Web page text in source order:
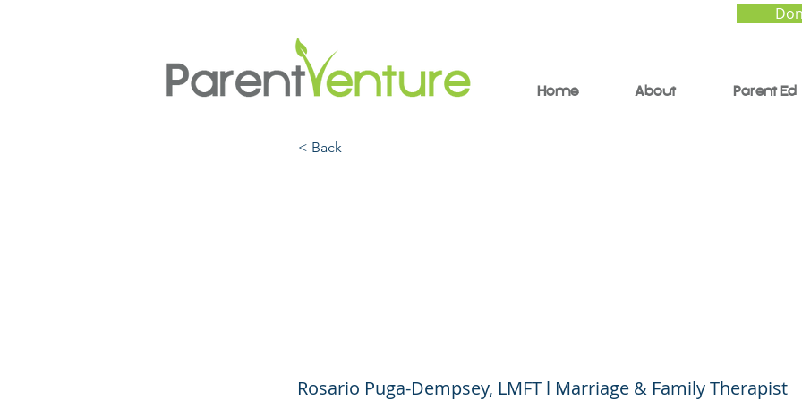
Home About Parent Ed
< Back
Rosario Puga-Dempsey, LMFT l Marriage & Family Therapist